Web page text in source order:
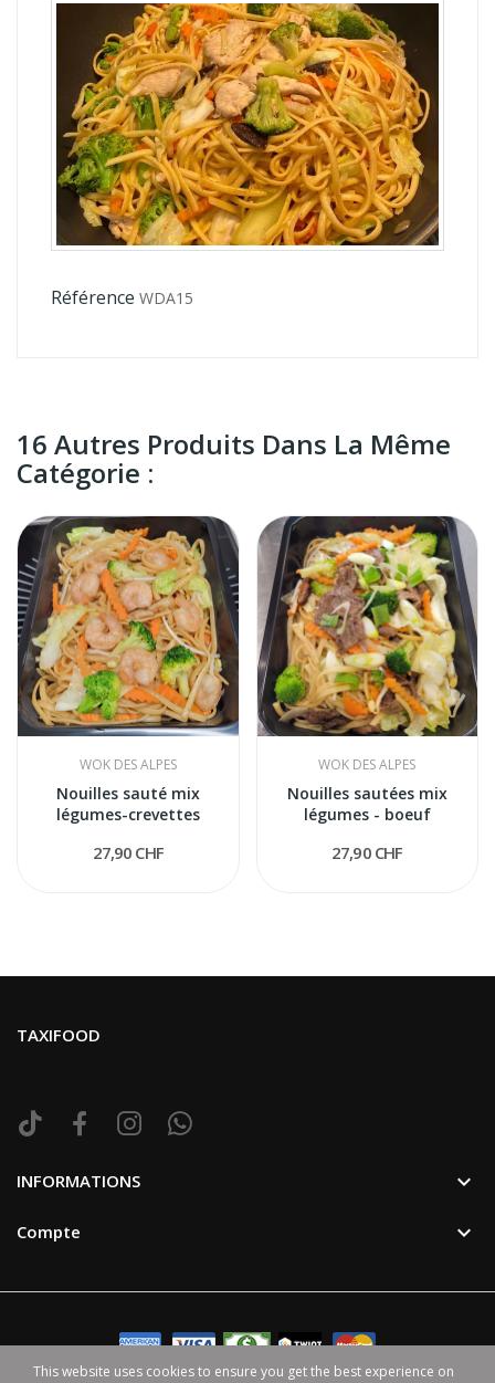
Référence WDA15
16 Autres Produits Dans La Même
Catégorie :
WOK DES ALPES
Nouilles sauté mix
légumes-crevettes
27,90 CHF
WOK DES ALPES
Nouilles sautées mix
légumes - boeuf
27,90 CHF
TAXIFOOD
INFORMATIONS 
Compte 
This website uses cookies to ensure you get the best experience on